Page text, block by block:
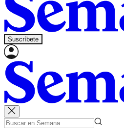
Suscríbete